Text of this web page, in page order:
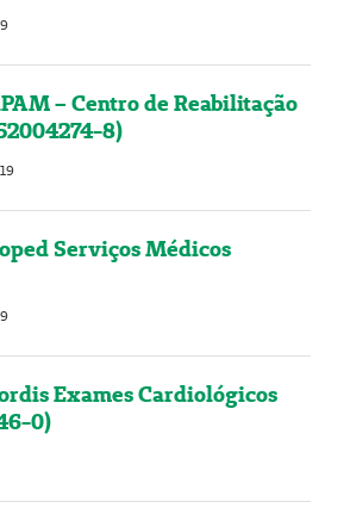
– Centro de Reabilitação
8)
Serviços Médicos
Exames Cardiológicos
0)